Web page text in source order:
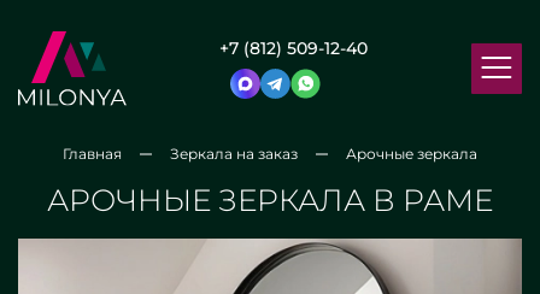
+7 (812) 509-12-40
Главная Зеркала на заказ Арочные зеркала
АРОЧНЫЕ ЗЕРКАЛА В РАМЕ